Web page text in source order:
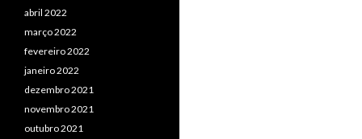
abril 2022
março 2022
fevereiro 2022
janeiro 2022
dezembro 2021
novembro 2021
outubro 2021